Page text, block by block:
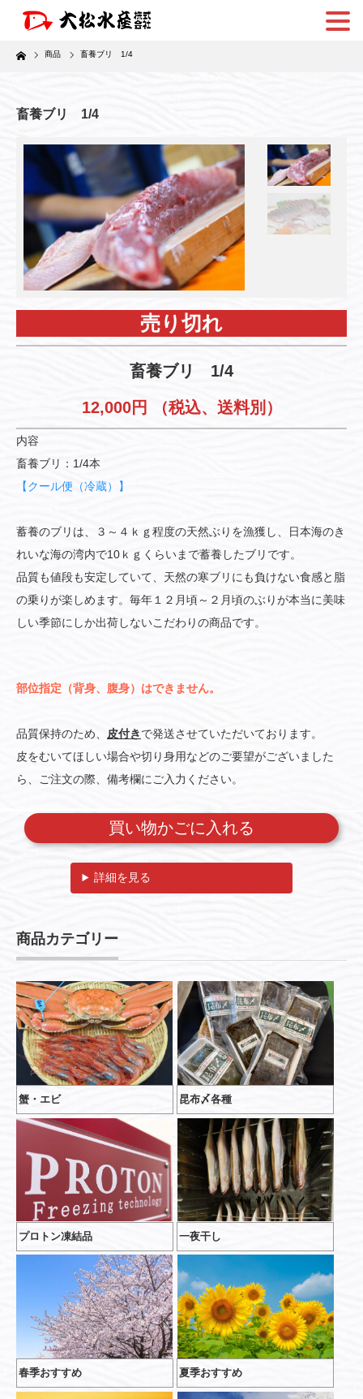
Home 商品 畜養ブリ 1/4
畜養ブリ 1/4
売り切れ
畜養ブリ 1/4
12,000円 （税込、送料別）
内容
畜養ブリ：1/4本
【クール便（冷蔵）】
蓄養のブリは、３～４ｋｇ程度の天然ぶりを漁獲し、日本海のき
れいな海の湾内で10ｋｇくらいまで蓄養したブリです。
品質も値段も安定していて、天然の寒ブリにも負けない食感と脂
の乗りが楽しめます。毎年１２月頃～２月頃のぶりが本当に美味
しい季節にしか出荷しないこだわりの商品です。
部位指定（背身、腹身）はできません。
品質保持のため、 皮付きで発送させていただいております。
皮をむいてほしい場合や切り身用などのご要望がございました
ら、ご注文の際、備考欄にご入力ください。
詳細を見る
商品カテゴリー
蟹・エビ 昆布〆各種
プロトン凍結品 一夜干し
春季おすすめ 夏季おすすめ